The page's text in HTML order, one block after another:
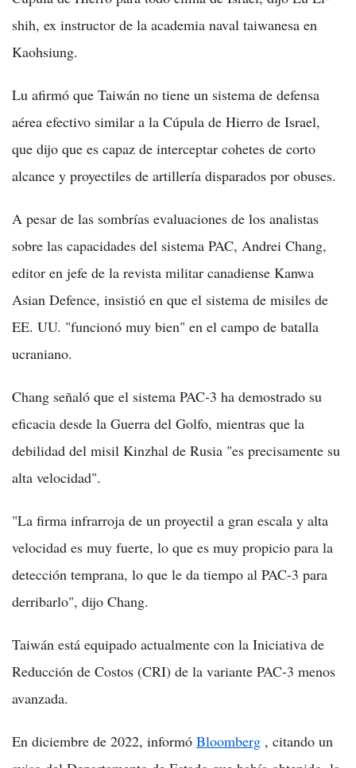
shih, ex instructor de la academia naval taiwanesa en
Kaohsiung.
Lu afirmó que Taiwán no tiene un sistema de defensa
aérea efectivo similar a la Cúpula de Hierro de Israel,
que dijo que es capaz de interceptar cohetes de corto
alcance y proyectiles de artillería disparados por obuses.
A pesar de las sombrías evaluaciones de los analistas
sobre las capacidades del sistema PAC, Andrei Chang,
editor en jefe de la revista militar canadiense Kanwa
Asian Defence, insistió en que el sistema de misiles de
EE. UU. "funcionó muy bien" en el campo de batalla
ucraniano.
Chang señaló que el sistema PAC-3 ha demostrado su
eficacia desde la Guerra del Golfo, mientras que la
debilidad del misil Kinzhal de Rusia "es precisamente su
alta velocidad".
"La firma infrarroja de un proyectil a gran escala y alta
velocidad es muy fuerte, lo que es muy propicio para la
detección temprana, lo que le da tiempo al PAC-3 para
derribarlo", dijo Chang.
Taiwán está equipado actualmente con la Iniciativa de
Reducción de Costos (CRI) de la variante PAC-3 menos
avanzada.
En diciembre de 2022, informó Bloomberg , citando un